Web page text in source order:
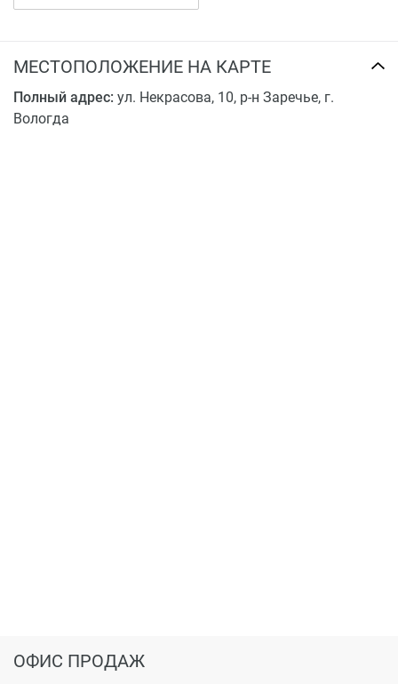
штук; клен трехлетний – 8 штук.
Паркинг на 14 машиномест, в том числе 1
машиноместо для инвалидов.
МЕСТОПОЛОЖЕНИЕ НА КАРТЕ
Полный адрес: ул. Некрасова, 10, р-н Заречье, г.
Вологда
ОФИС ПРОДАЖ